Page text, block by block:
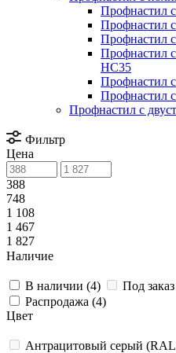
Профнастил
Профнастил
Профнастил
Профнастил
НС35
Профнастил
Профнастил
Профнастил с
Фильтр
Цена
388
748
1 108
1 467
1 827
Наличие
В наличии (4) Под
Распродажа (4)
Цвет
Антрацитовый серый